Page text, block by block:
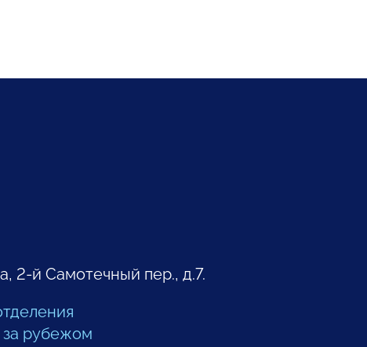
2-й Самотечный пер., д.7.
за рубежом